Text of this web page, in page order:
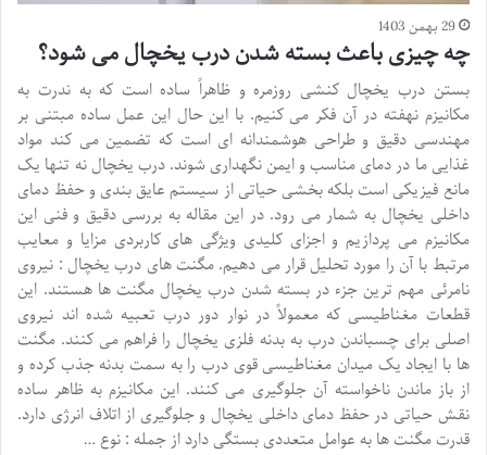
29 بهمن 1403
چه چیزی باعث بسته شدن درب یخچال می شود؟
بستن درب یخچال کنشی روزمره و ظاهراً ساده است که به ندرت به
مکانیزم نهفته در آن فکر می کنیم. با این حال این عمل ساده مبتنی بر
مهندسی دقیق و طراحی هوشمندانه ای است که تضمین می کند مواد
غذایی ما در دمای مناسب و ایمن نگهداری شوند. درب یخچال نه تنها یک
مانع فیزیکی است بلکه بخشی حیاتی از سیستم عایق بندی و حفظ دمای
داخلی یخچال به شمار می رود. در این مقاله به بررسی دقیق و فنی این
مکانیزم می پردازیم و اجزای کلیدی ویژگی های کاربردی مزایا و معایب
مرتبط با آن را مورد تحلیل قرار می دهیم. مگنت های درب یخچال : نیروی
نامرئی مهم ترین جزء در بسته شدن درب یخچال مگنت ها هستند. این
قطعات مغناطیسی که معمولاً در نوار دور درب تعبیه شده اند نیروی
اصلی برای چسباندن درب به بدنه فلزی یخچال را فراهم می کنند. مگنت
ها با ایجاد یک میدان مغناطیسی قوی درب را به سمت بدنه جذب کرده و
از باز ماندن ناخواسته آن جلوگیری می کنند. این مکانیزم به ظاهر ساده
نقش حیاتی در حفظ دمای داخلی یخچال و جلوگیری از اتلاف انرژی دارد.
قدرت مگنت ها به عوامل متعددی بستگی دارد از جمله : نوع …